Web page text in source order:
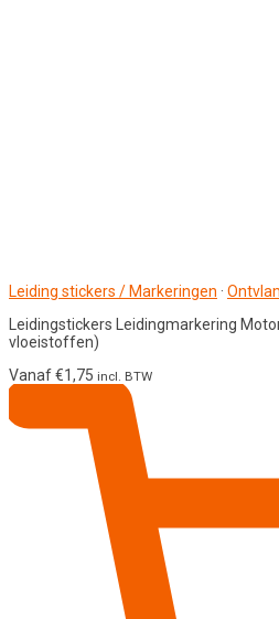
Leiding stickers / Markeringen ·
Leidingstickers Leidingmarkering
vloeistoffen)
Vanaf€1,75 incl. BTW